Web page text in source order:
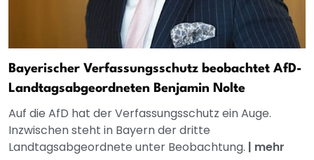
Bayerischer Verfassungsschutz beobachtet AfD-
Landtagsabgeordneten Benjamin Nolte
Auf die AfD hat der Verfassungsschutz ein Auge.
Inzwischen steht in Bayern der dritte
Landtagsabgeordnete unter Beobachtung. | mehr